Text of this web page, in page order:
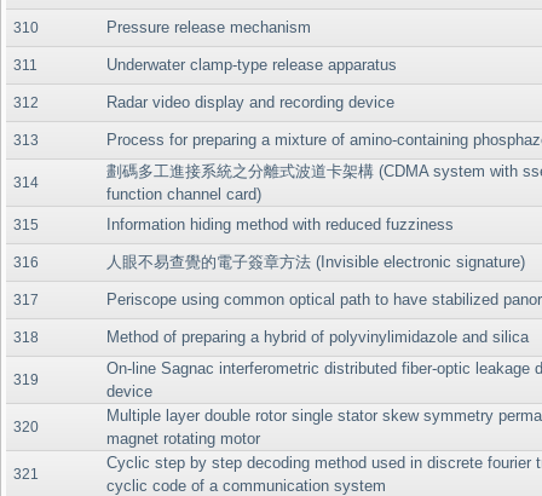
310 Pressure release mechanism
311 Underwater clamp-type release apparatus
312 Radar video display and recording device
313 Process for preparing a mixture of amino-containing
314
劃碼多工進接系統之分離式波道卡架構 (CDMA system with
function channel card)
315 Information hiding method with reduced fuzziness
316 人眼不易查覺的電子簽章方法 (Invisible electronic signature)
317 Periscope using common optical path to have stabilized
318 Method of preparing a hybrid of polyvinylimidazole and silica
319
On-line Sagnac interferometric distributed fiber-optic leakage
device
320
Multiple layer double rotor single stator skew symmetry
magnet rotating motor
321
Cyclic step by step decoding method used in discrete fourier
cyclic code of a communication system